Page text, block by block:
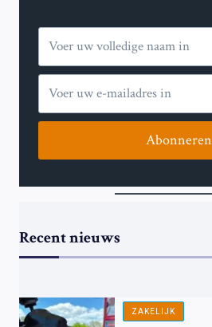
Abonneren
Recent nieuws
ZAKELIJK